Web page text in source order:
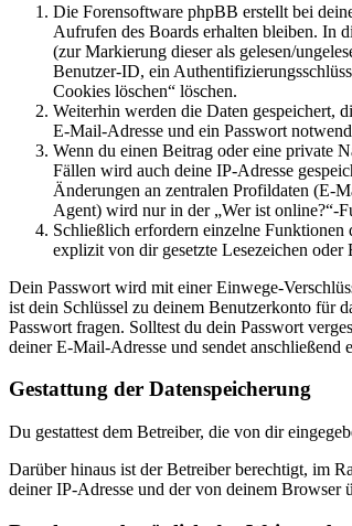
Die Forensoftware phpBB erstellt bei
Aufrufen des Boards erhalten bleiben. In
(zur Markierung dieser als gelesen/
Benutzer-ID, ein
Cookies löschen“ löschen.
Weiterhin werden die Daten gespeichert,
E-Mail-Adresse und ein Passwort
Wenn du einen Beitrag oder eine private
Fällen wird auch deine IP-Adresse
Änderungen an zentralen Profildaten (E-
Agent) wird nur in der „Wer ist online?“-
Schließlich erfordern einzelne Funktionen
explizit von dir gesetzte Lesezeichen
Dein Passwort wird mit einer Einwege-
ist dein Schlüssel zu deinem Benutzerkonto für
Passwort fragen. Solltest du dein Passwort
deiner E-Mail-Adresse und sendet anschließend
Gestattung der Datenspeicherung
Du gestattest dem Betreiber, die von dir
Darüber hinaus ist der Betreiber berechtigt, im
deiner IP-Adresse und der von deinem